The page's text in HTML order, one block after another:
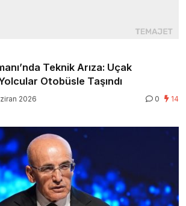
Teknik Arıza: Uçak
Otobüsle Taşındı
2026 0 14